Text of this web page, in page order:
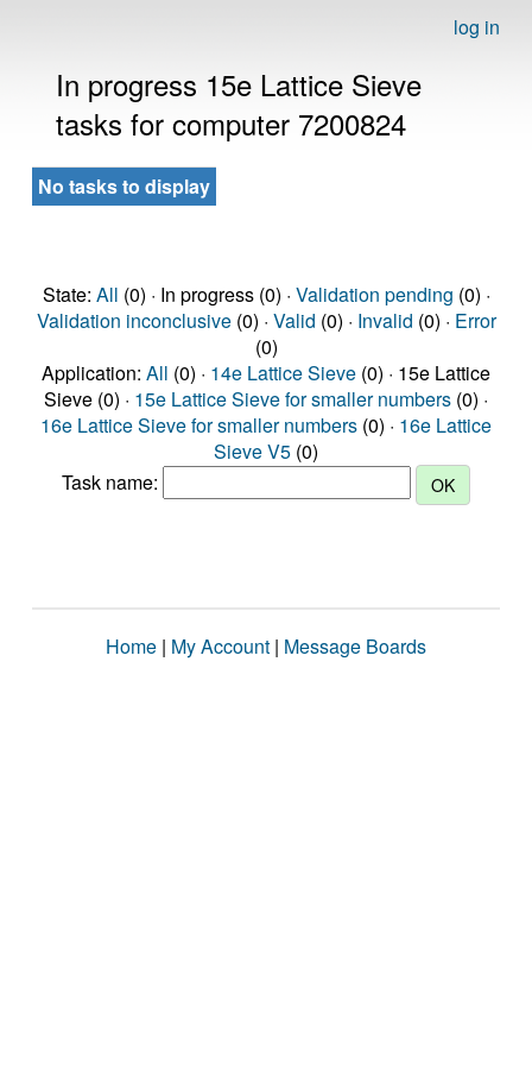
log in
In progress 15e Lattice Sieve
tasks for computer 7200824
No tasks to display
State: All (0) · In progress (0) · Validation pending (0) ·
Validation inconclusive(0) · Valid (0) · Invalid (0) · Error
(0)
Application: All (0) · 14e Lattice Sieve (0) · 15e Lattice
Sieve (0) · 15e Lattice Sieve for smaller numbers (0) ·
16e Lattice Sieve for smaller numbers (0) · 16e Lattice
Sieve V5 (0)
Task name:
Home | My Account | Message Boards